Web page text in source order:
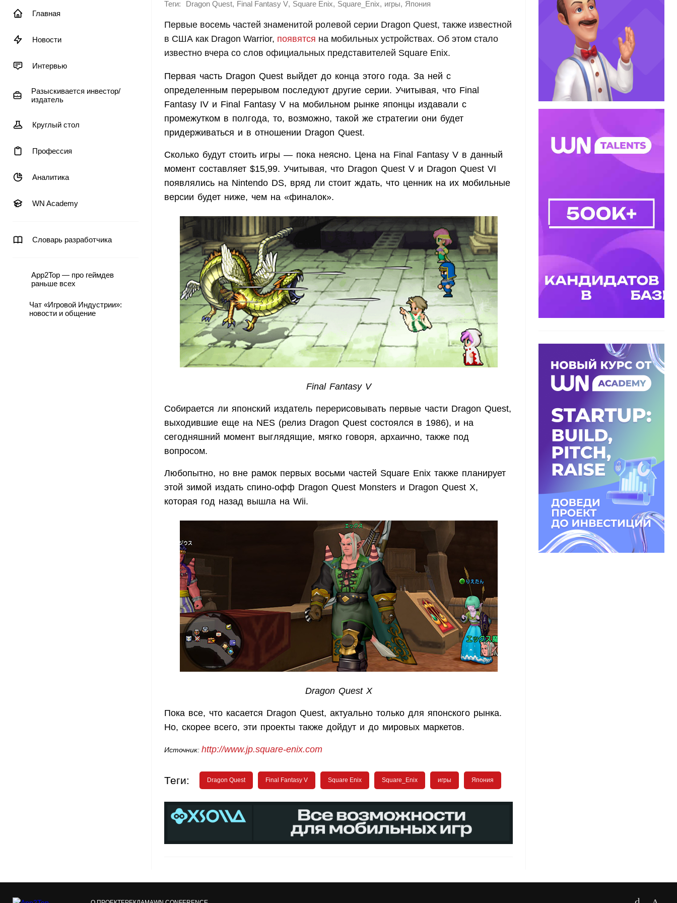
Главная
Новости
Интервью
Разыскивается инвестор/
издатель
Круглый стол
Профессия
Аналитика
WN Academy
Словарь разработчика
App2Top — про геймдев
раньше всех
Чат «Игровой Индустрии»:
новости и общение
Теги: Dragon Quest, Final Fantasy V, Square Enix, Square_Enix, игры, Япония
Первые восемь частей знаменитой ролевой серии Dragon Quest, также известной
в США как Dragon Warrior, появятся на мобильных устройствах. Об этом стало
известно вчера со слов официальных представителей Square Enix.
Первая часть Dragon Quest выйдет до конца этого года. За ней с
определенным перерывом последуют другие серии. Учитывая, что Final
Fantasy IV и Final Fantasy V на мобильном рынке японцы издавали с
промежутком в полгода, то, возможно, такой же стратегии они будет
придерживаться и в отношении Dragon Quest.
Сколько будут стоить игры — пока неясно. Цена на Final Fantasy V в данный
момент составляет $15,99. Учитывая, что Dragon Quest V и Dragon Quest VI
появлялись на Nintendo DS, вряд ли стоит ждать, что ценник на их мобильные
версии будет ниже, чем на «финалок».
Final Fantasy V
Собирается ли японский издатель перерисовывать первые части Dragon Quest,
выходившие еще на NES (релиз Dragon Quest состоялся в 1986), и на
сегодняшний момент выглядящие, мягко говоря, архаично, также под
вопросом.
Любопытно, но вне рамок первых восьми частей Square Enix также планирует
этой зимой издать спино-офф Dragon Quest Monsters и Dragon Quest X,
которая год назад вышла на Wii.
Dragon Quest X
Пока все, что касается Dragon Quest, актуально только для японского рынка.
Но, скорее всего, эти проекты также дойдут и до мировых маркетов.
Источник: http://www.jp.square-enix.com
Теги: Dragon Quest Final Fantasy V Square Enix Square_Enix игры Япония